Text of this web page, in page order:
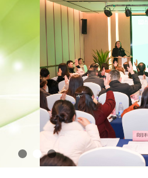
资讯中心 会员中心